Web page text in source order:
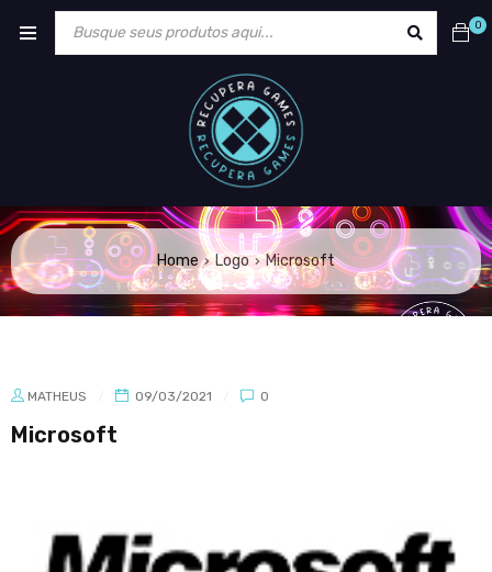
0
Home › Logo › Microsoft
MATHEUS 09/03/2021 0
Microsoft